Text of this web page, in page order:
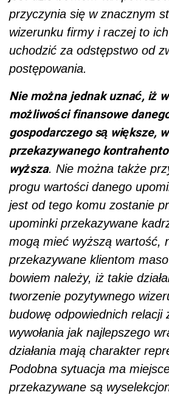
przyczynia się w znacznym
wizerunku firmy i raczej to
uchodzić za odstępstwo od
postępowania.
Nie można jednak uznać, iż
możliwości finansowe
gospodarczego są większe,
przekazywanego
wyższa. Nie można także
progu wartości danego
jest od tego komu zostanie
upominki przekazywane
mogą mieć wyższą wartość,
przekazywane klientom
bowiem należy, iż takie
tworzenie pozytywnego
budowę odpowiednich relacji
wywołania jak najlepszego
działania mają charakter
Podobna sytuacja ma
przekazywane są